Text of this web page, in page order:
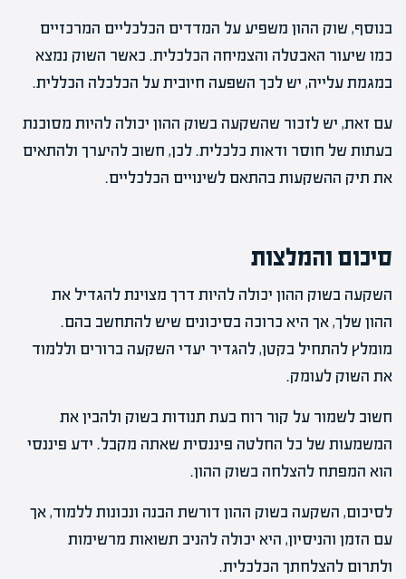
בנוסף, שוק ההון משפיע על המדדים הכלכליים המרכזיים
כמו שיעור האבטלה והצמיחה הכלכלית. כאשר השוק נמצא
במגמת עלייה, יש לכך השפעה חיובית על הכלכלה הכללית.
עם זאת, יש לזכור שהשקעה בשוק ההון יכולה להיות מסוכנת
בעתות של חוסר ודאות כלכלית. לכן, חשוב להיערך ולהתאים
את תיק ההשקעות בהתאם לשינויים הכלכליים.
סיכום והמלצות
השקעה בשוק ההון יכולה להיות דרך מצוינת להגדיל את
ההון שלך, אך היא כרוכה בסיכונים שיש להתחשב בהם.
מומלץ להתחיל בקטן, להגדיר יעדי השקעה ברורים וללמוד
את השוק לעומק.
חשוב לשמור על קור רוח בעת תנודות בשוק ולהבין את
המשמעות של כל החלטה פיננסית שאתה מקבל. ידע פיננסי
הוא המפתח להצלחה בשוק ההון.
לסיכום, השקעה בשוק ההון דורשת הבנה ונכונות ללמוד, אך
עם הזמן והניסיון, היא יכולה להניב תשואות מרשימות
ולתרום להצלחתך הכלכלית.